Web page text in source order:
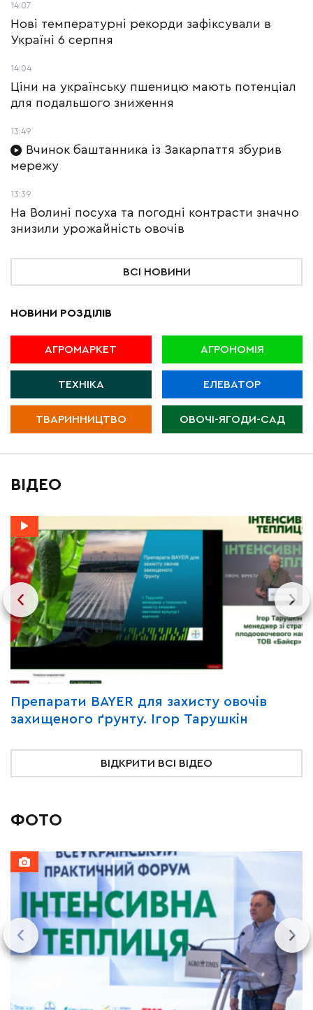
14:07
Нові температурні рекорди зафіксували в
Україні 6 серпня
14:04
Ціни на українську пшеницю мають потенціал
для подальшого зниження
13:49
Вчинок баштанника із Закарпаття збурив
мережу
13:39
На Волині посуха та погодні контрасти значно
знизили урожайність овочів
ВСІ НОВИНИ
НОВИНИ РОЗДІЛІВ
АГРОМАРКЕТ АГРОНОМІЯ
ТЕХНІКА ЕЛЕВАТОР
ТВАРИННИЦТВО ОВОЧІ-ЯГОДИ-САД
ВІДЕО
Препарати BAYER для захисту овочів
захищеного ґрунту. Ігор Тарушкін
ВІДКРИТИ ВСІ ВІДЕО
ФОТО